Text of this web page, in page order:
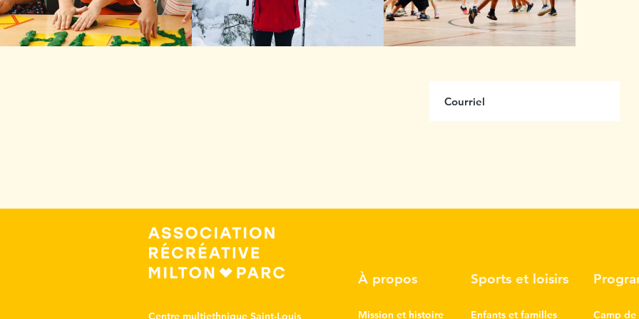
Centre multiethnique Saint-Louis
À propos
Mission et histoire
Sports et loisirs
Enfants et familles Camp